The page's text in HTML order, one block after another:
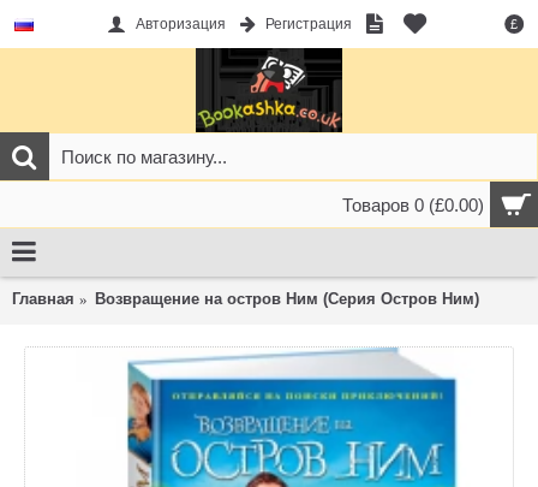
£
Авторизация Регистрация
Товаров 0 (£0.00)
Главная Возвращение на остров Ним (Серия Остров Ним)